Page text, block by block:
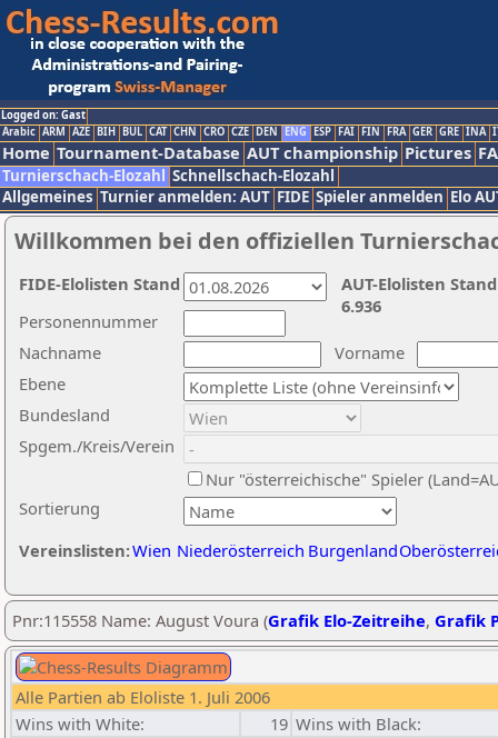
Logged on: Gast
Arabic ARM AZE BIH BUL CAT CHN CRO CZE DEN ENG ESP FAI FIN FRA GER GRE INA
Home Tournament-Database AUT championship Pictures
Turnierschach-Elozahl Schnellschach-Elozahl
Allgemeines Turnier anmelden: AUT FIDE Spieler anmelden Elo
Willkommen bei den offiziellen
Nachname
Vorname
Ebene
Sortierung
Personennummer
Bundesland
Spgem./Kreis/Verein
Nur "österreichische" Spieler
Vereinslisten:Wien Niederösterreich Burgenland
AUT-Elolisten
6.936
FIDE-Elolisten Stand
Pnr:115558 Name: August Voura (Grafik Elo-Zeitreihe, Grafik
Alle Partien ab Eloliste 1. Juli 2006
Wins with White:
19 Wins with Black: